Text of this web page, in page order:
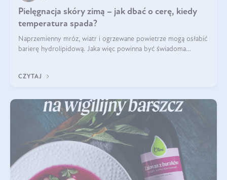
Pielęgnacja skóry zimą – jak dbać o cerę, kiedy
temperatura spada?
Naprzemienny mróz, wiatr i ogrzewane powietrze mogą osłabić
barierę hydrolipidową. Jaka więc powinna być świadoma
CZYTAJ